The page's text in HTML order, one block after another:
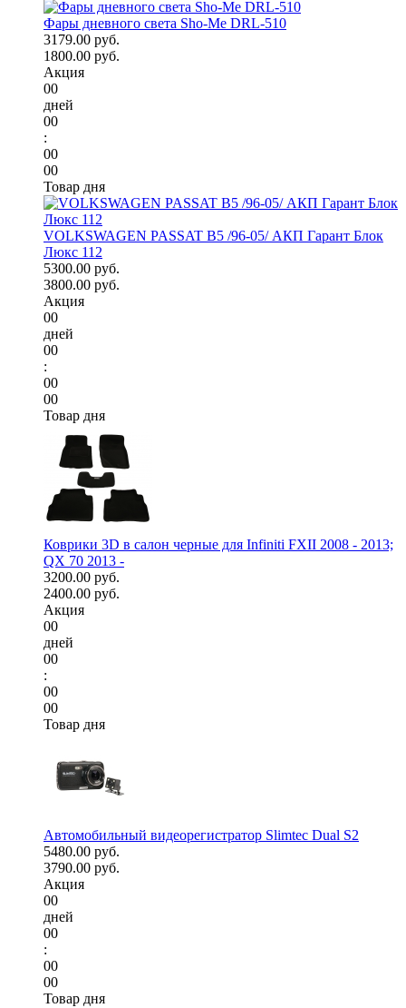
Фары дневного света Sho-Me DRL-510
3179.00 руб.
1800.00 руб.
Акция
00
дней
00
:
00
00
Товар дня
VOLKSWAGEN PASSAT B5 /96-05/ АКП Гарант Блок
Люкс 112
5300.00 руб.
3800.00 руб.
Акция
00
дней
00
:
00
00
Товар дня
Коврики 3D в салон черные для Infiniti FXII 2008 - 2013;
QX 70 2013 -
3200.00 руб.
2400.00 руб.
Акция
00
дней
00
:
00
00
Товар дня
Автомобильный видеорегистратор Slimtec Dual S2
5480.00 руб.
3790.00 руб.
Акция
00
дней
00
:
00
00
Товар дня